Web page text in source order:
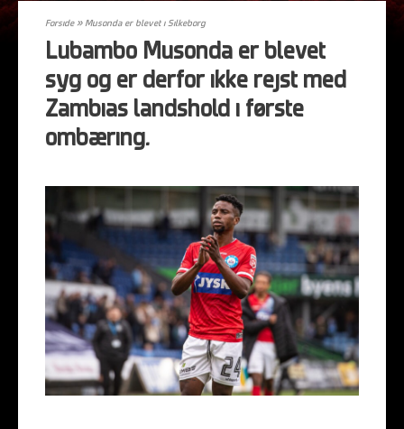
Forside»Musonda er blevet i Silkeborg
Lubambo Musonda er blevet
syg og er derfor ikke rejst med
Zambias landshold i første
ombæring.